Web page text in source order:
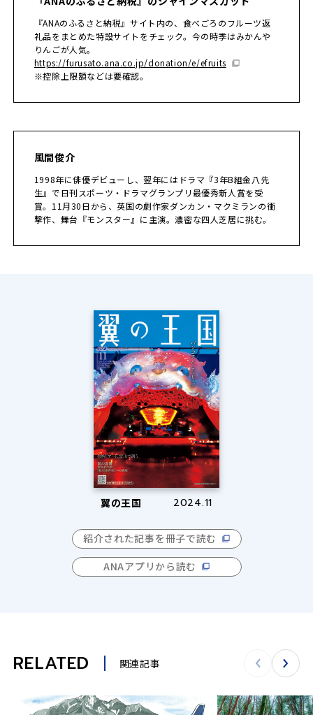
『ANAのふるさと納税』サイト内の、食べごろのフルーツ返
礼品をまとめた特設サイトをチェック。今の時季はみかんや
りんごが人気。
https://furusato.ana.co.jp/donation/e/efruits
※控除上限額などは要確認。
風間俊介
1998年に俳優デビューし、翌年にはドラマ『3年B組金八先
生』で日刊スポーツ・ドラマグランプリ最優秀新人賞を受
賞。11月30日から、英国の劇作家ダンカン・マクミランの衝
撃作、舞台『モンスター』に主演。濃密な四人芝居に挑む。
翼の王国 2024.11
紹介された記事を冊子で読む
ANAアプリから読む
RELATED 関連記事